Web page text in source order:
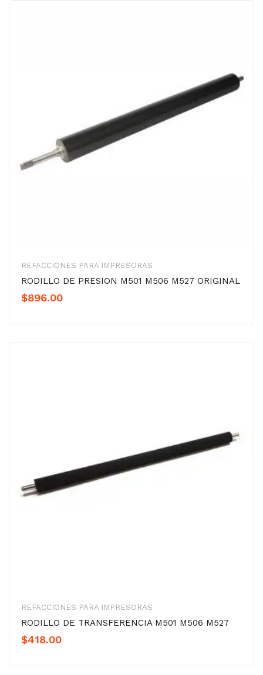
REFACCIONES PARA IMPRESORAS
RODILLO DE PRESION M501 M506 M527 ORIGINAL
$896.00
REFACCIONES PARA IMPRESORAS
RODILLO DE TRANSFERENCIA M501 M506 M527
$418.00